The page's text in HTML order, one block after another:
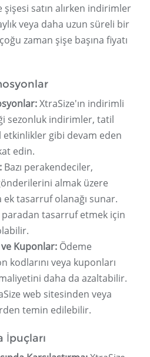
şişesi satın alırken indirimler
veya daha uzun süreli bir
zaman şişe başına fiyatı
XtraSize'ın indirimli
sezonluk indirimler, tatil
gibi devam eden
edin.
Bazı perakendeciler,
almak üzere
tasarruf olanağı sunar.
paradan tasarruf etmek için
Kuponlar: Ödeme
kodlarını veya kuponları
daha da azaltabilir.
web sitesinden veya
temin edilebilir.
İpuçları